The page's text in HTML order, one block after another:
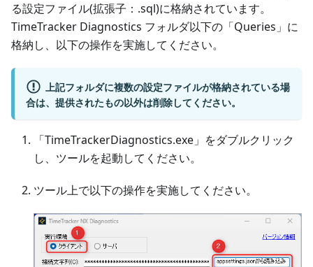
る設定ファイル(拡張子：.sql)に格納されています。
TimeTracker Diagnostics フォルダ以下の「Queries」に
格納し、以下の操作を実施してください。
上記フォルダに複数の設定ファイルが格納されている場
合は、提供されたもの以外は削除してください。
「TimeTrackerDiagnostics.exe」をダブルクリック
し、ツールを起動してください。
ツール上で以下の操作を実施してください。